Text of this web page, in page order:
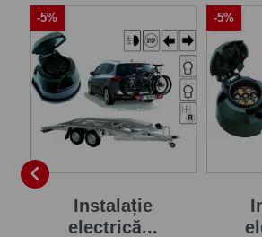

Instalație
electrică...
-5% -5%